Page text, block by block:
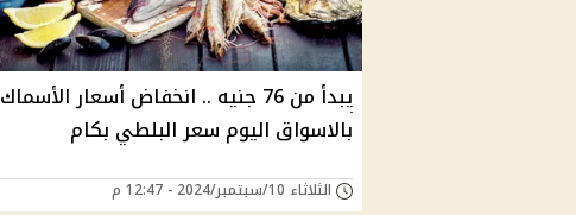
يبدأ من 76 جنيه .. انخفاض أسعار الأسماك
بالاسواق اليوم سعر البلطي بكام
الثلاثاء 10/سبتمبر/2024 - 12:47 م